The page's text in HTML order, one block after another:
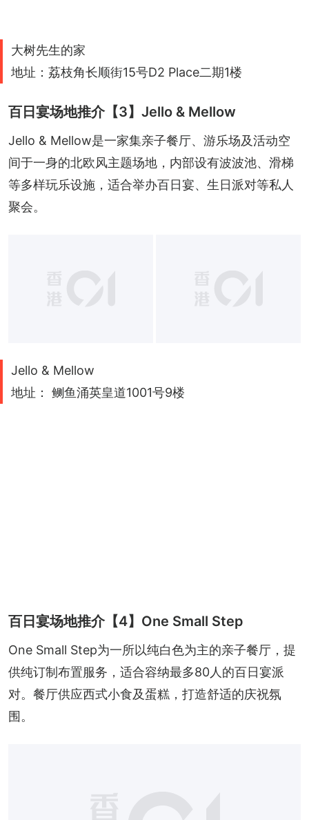
大树先生的家
地址：荔枝角长顺街15号D2 Place二期1楼
百日宴场地推介【3】Jello & Mellow
Jello & Mellow是一家集亲子餐厅、游乐场及活动空
间于一身的北欧风主题场地，内部设有波波池、滑梯
等多样玩乐设施，适合举办百日宴、生日派对等私人
聚会。
Jello & Mellow
地址： 鲗鱼涌英皇道1001号9楼
百日宴场地推介【4】One Small Step
One Small Step为一所以纯白色为主的亲子餐厅，提
供纯订制布置服务，适合容纳最多80人的百日宴派
对。餐厅供应西式小食及蛋糕，打造舒适的庆祝氛
围。